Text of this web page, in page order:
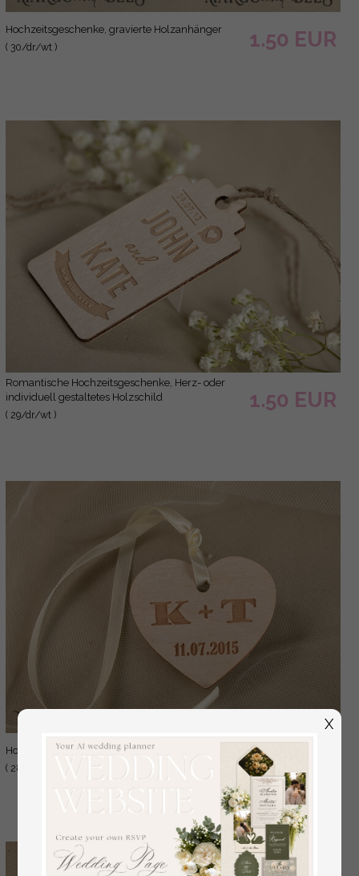
Hochzeitsgeschenke, gravierte Holzanhänger
( 30/dr/wt )
1.50 EUR
romantische Hochzeitsgeschenke, Herz- oder
individuell gestaltetes Holzschild
( 29/dr/wt )
1.50 EUR
Hochzeitsgeschenkideen, graviertes Holzschild
( 28/drw/wt )
1.50 EUR
X